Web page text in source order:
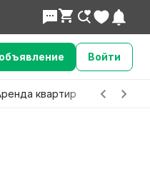
Войти
квартир Детские